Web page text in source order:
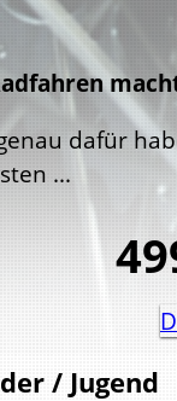
dafür
...
/ Jugend